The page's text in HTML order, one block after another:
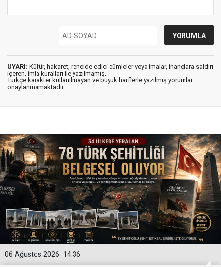
UYARI: Küfür, hakaret, rencide edici cümleler veya imalar, inançlara saldırı
içeren, imla kuralları ile yazılmamış,
Türkçe karakter kullanılmayan ve büyük harflerle yazılmış yorumlar
onaylanmamaktadır.
14:36
06 Ağustos 2026